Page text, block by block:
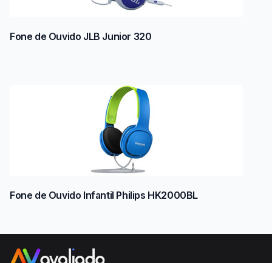
Fone de Ouvido JLB Junior 320
Fone de Ouvido Infantil Philips HK2000BL